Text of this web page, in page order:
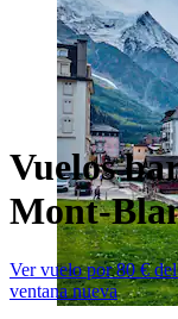
Vuelos
Mont-
Ver vuelo por 80 €
ventana nueva